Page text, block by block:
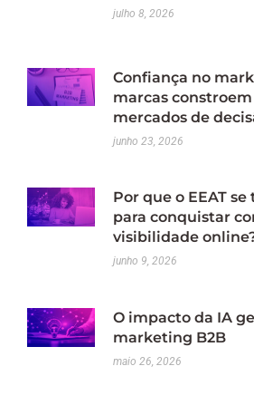
julho 8, 2026
Confiança no
marcas
mercados de
junho 23, 2026
Por que o EEAT
para conquistar
visibilidade
junho 9, 2026
O impacto da IA
marketing B2B
maio 26, 2026